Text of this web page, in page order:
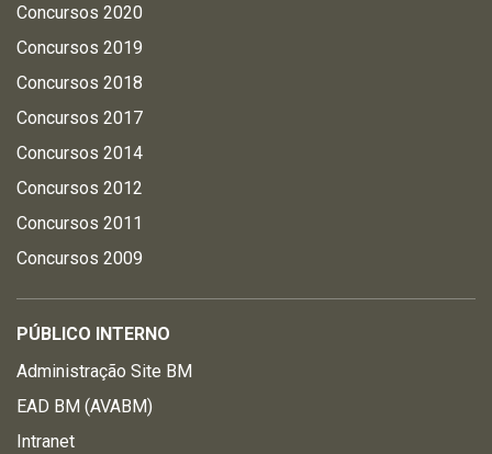
Concursos 2020
Concursos 2019
Concursos 2018
Concursos 2017
Concursos 2014
Concursos 2012
Concursos 2011
Concursos 2009
PÚBLICO INTERNO
Administração Site BM
EAD BM (AVABM)
Intranet